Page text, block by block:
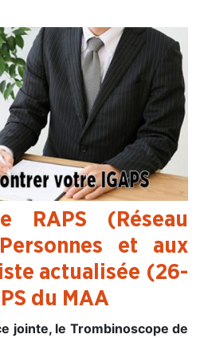
RAPS (Réseau
et aux
actualisée (26-
du MAA
jointe, le Trombinoscope de